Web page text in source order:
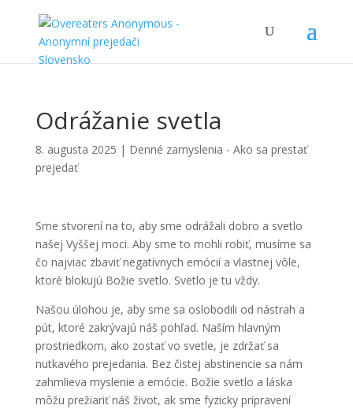
Odrážanie svetla
8. augusta 2025 | Denné zamyslenia - Ako sa prestať
prejedať
Sme stvorení na to, aby sme odrážali dobro a svetlo
našej Vyššej moci. Aby sme to mohli robiť, musíme sa
čo najviac zbaviť negatívnych emócií a vlastnej vôle,
ktoré blokujú Božie svetlo. Svetlo je tu vždy.
Našou úlohou je, aby sme sa oslobodili od nástrah a
pút, ktoré zakrývajú náš pohľad. Naším hlavným
prostriedkom, ako zostať vo svetle, je zdržať sa
nutkavého prejedania. Bez čistej abstinencie sa nám
zahmlieva myslenie a emócie. Božie svetlo a láska
môžu prežiariť náš život, ak sme fyzicky pripravení